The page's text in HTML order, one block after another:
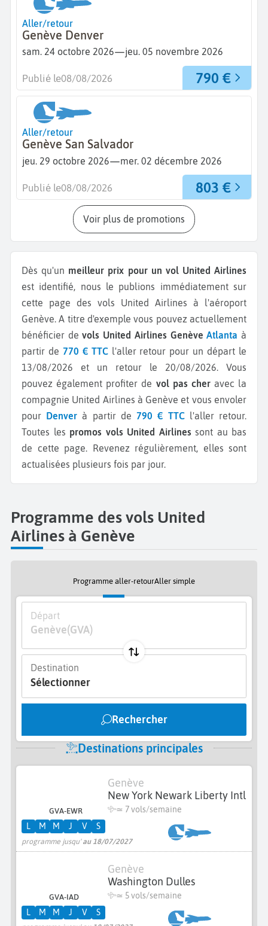
Aller/retour
Genève Denver
sam. 24 octobre 2026—jeu. 05 novembre 2026
790 €
Publié le08/08/2026
Aller/retour
Genève San Salvador
jeu. 29 octobre 2026—mer. 02 décembre 2026
803 €
Publié le08/08/2026
Voir plus de promotions
Dès qu'un meilleur prix pour un vol United Airlines
est identifié, nous le publions immédiatement sur
cette page des vols United Airlines à l'aéroport
Genève.A titre d'exemple vous pouvez actuellement
bénéficier devols United Airlines GenèveAtlanta à
partir de 770 € TTC l'aller retour pour un départ le
13/08/2026 et un retour le 20/08/2026. Vous
pouvez également profiter de vol pas cheravec la
compagnie United Airlines à Genève et vous envoler
pour Denver à partir de790 € TTCl'aller retour.
Toutes les promos vols United Airlines sont au bas
de cette page. Revenez régulièrement, elles sont
actualisées plusieurs fois par jour.
Programme des vols United
Airlines à Genève
Programme aller-retourAller simple
Départ
Genève(GVA)
Destination
Sélectionner
Rechercher
Destinations principales
GVA-EWR
Genève
New York Newark Liberty Intl
≃ 7 vols/semaine
programme jusqu'au 18/07/2027
L M M J V S
GVA-IAD
Genève
Washington Dulles
≃ 5 vols/semaine
L M M J V S